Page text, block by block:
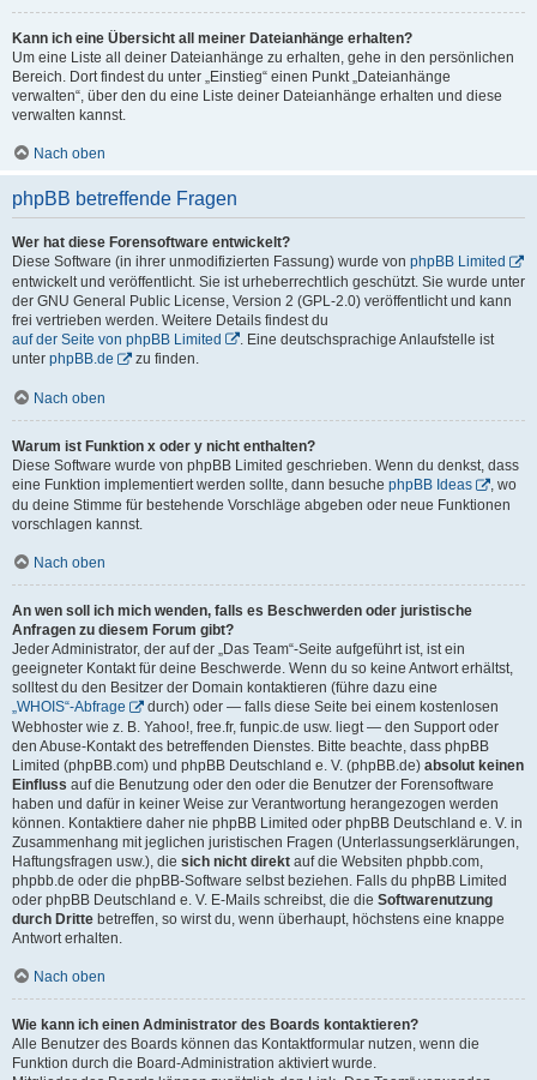
Kann ich eine Übersicht all meiner Dateianhänge erhalten?
Um eine Liste all deiner Dateianhänge zu erhalten, gehe in den persönlichen
Bereich. Dort findest du unter „Einstieg“ einen Punkt „Dateianhänge
verwalten“, über den du eine Liste deiner Dateianhänge erhalten und diese
verwalten kannst.
Nach oben
phpBB betreffende Fragen
Wer hat diese Forensoftware entwickelt?
Diese Software (in ihrer unmodifizierten Fassung) wurde von phpBB Limited
entwickelt und veröffentlicht. Sie ist urheberrechtlich geschützt. Sie wurde unter
der GNU General Public License, Version 2 (GPL-2.0) veröffentlicht und kann
frei vertrieben werden. Weitere Details findest du
auf der Seite von phpBB Limited
. Eine deutschsprachige Anlaufstelle ist
unter phpBB.de zu finden.
Nach oben
Warum ist Funktion x oder y nicht enthalten?
Diese Software wurde von phpBB Limited geschrieben. Wenn du denkst, dass
eine Funktion implementiert werden sollte, dann besuche phpBB Ideas
, wo
du deine Stimme für bestehende Vorschläge abgeben oder neue Funktionen
vorschlagen kannst.
Nach oben
An wen soll ich mich wenden, falls es Beschwerden oder juristische
Anfragen zu diesem Forum gibt?
Jeder Administrator, der auf der „Das Team“-Seite aufgeführt ist, ist ein
geeigneter Kontakt für deine Beschwerde. Wenn du so keine Antwort erhältst,
solltest du den Besitzer der Domain kontaktieren (führe dazu eine
„WHOIS“-Abfrage
durch) oder — falls diese Seite bei einem kostenlosen
Webhoster wie z. B. Yahoo!, free.fr, funpic.de usw. liegt — den Support oder
den Abuse-Kontakt des betreffenden Dienstes. Bitte beachte, dass phpBB
Limited (phpBB.com) und phpBB Deutschland e. V. (phpBB.de) absolut keinen
Einfluss auf die Benutzung oder den oder die Benutzer der Forensoftware
haben und dafür in keiner Weise zur Verantwortung herangezogen werden
können. Kontaktiere daher nie phpBB Limited oder phpBB Deutschland e. V. in
Zusammenhang mit jeglichen juristischen Fragen (Unterlassungserklärungen,
Haftungsfragen usw.), die sich nicht direkt auf die Websiten phpbb.com,
phpbb.de oder die phpBB-Software selbst beziehen. Falls du phpBB Limited
oder phpBB Deutschland e. V. E-Mails schreibst, die die Softwarenutzung
durch Dritte betreffen, so wirst du, wenn überhaupt, höchstens eine knappe
Antwort erhalten.
Nach oben
Wie kann ich einen Administrator des Boards kontaktieren?
Alle Benutzer des Boards können das Kontaktformular nutzen, wenn die
Funktion durch die Board-Administration aktiviert wurde.